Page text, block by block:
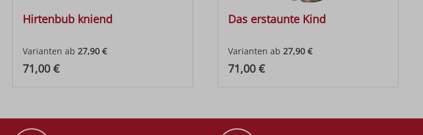
Hirtenbub kniend
Varianten ab 27,90 €
Regulärer Preis:
71,00 €
Das erstaunte Kind
Varianten ab 27,90 €
Regulärer Preis:
71,00 €